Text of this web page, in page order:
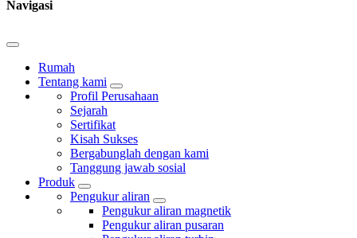
Navigasi
Rumah
Tentang kami
Profil Perusahaan
Sejarah
Sertifikat
Kisah Sukses
Bergabunglah dengan kami
Tanggung jawab sosial
Produk
Pengukur aliran
Pengukur aliran magnetik
Pengukur aliran pusaran